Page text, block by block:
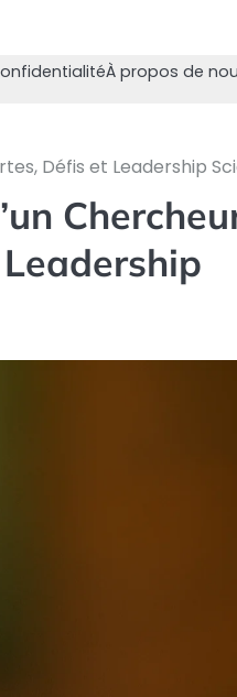
À propos de
Défis et Leadership